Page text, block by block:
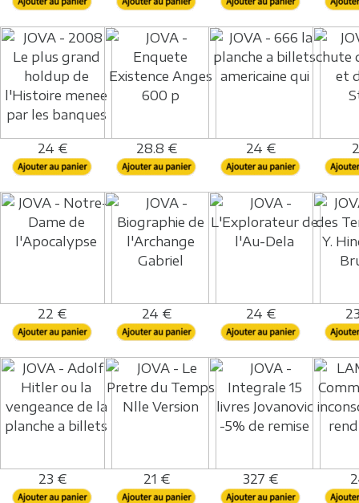
24 € 28.8 € 24 €
22 € 24 € 24 €
23 € 21 € 327 €